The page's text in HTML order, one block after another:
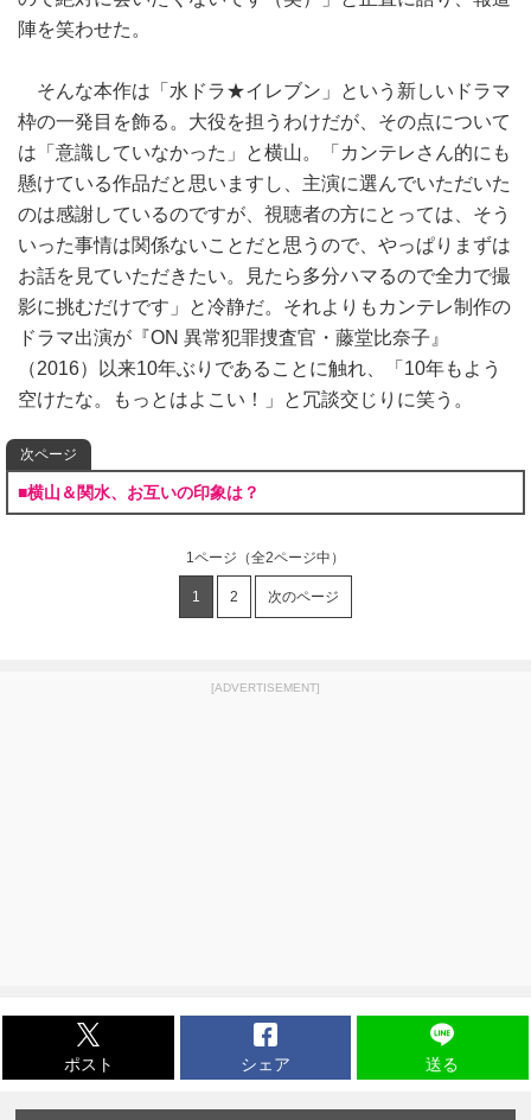
陣を笑わせた。
そんな本作は「水ドラ★イレブン」という新しいドラマ
枠の一発目を飾る。大役を担うわけだが、その点について
は「意識していなかった」と横山。「カンテレさん的にも
懸けている作品だと思いますし、主演に選んでいただいた
のは感謝しているのですが、視聴者の方にとっては、そう
いった事情は関係ないことだと思うので、やっぱりまずは
お話を見ていただきたい。見たら多分ハマるので全力で撮
影に挑むだけです」と冷静だ。それよりもカンテレ制作の
ドラマ出演が『ON 異常犯罪捜査官・藤堂比奈子』
（2016）以来10年ぶりであることに触れ、「10年もよう
空けたな。もっとはよこい！」と冗談交じりに笑う。
次ページ
■横山＆関水、お互いの印象は？
1ページ （全2ページ中）
1 2 次のページ
[ADVERTISEMENT]
ポスト シェア 送る